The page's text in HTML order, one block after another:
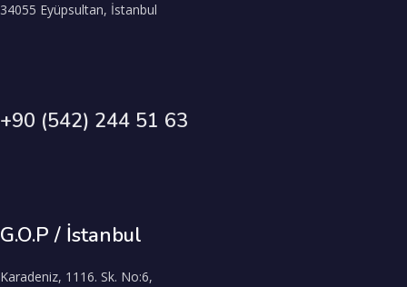
34055 Eyüpsultan, İstanbul
+90 (542) 244 51 63
G.O.P / İstanbul
Karadeniz, 1116. Sk. No:6,